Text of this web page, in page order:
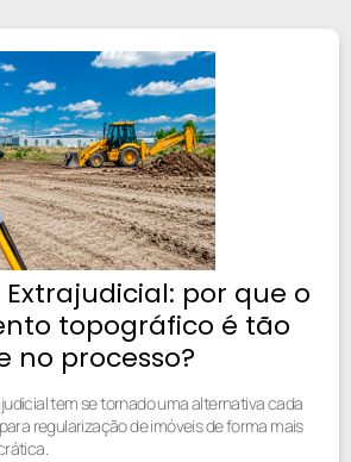
por que o
topográfico é tão
no processo?
tem se tornado uma alternativa cada
regularização de imóveis de forma mais